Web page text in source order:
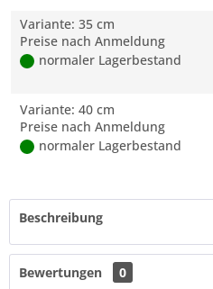
Variante: 35 cm
Preise nach Anmeldung
normaler Lagerbestand
Variante: 40 cm
Preise nach Anmeldung
normaler Lagerbestand
Beschreibung
Bewertungen
0